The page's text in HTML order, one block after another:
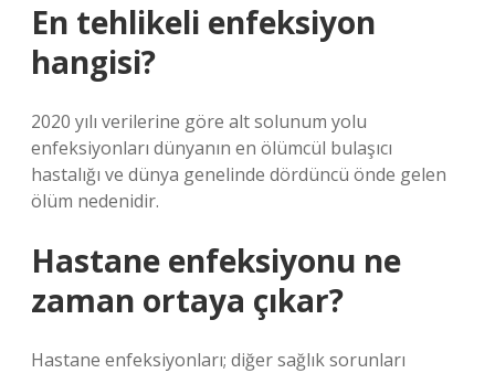
En tehlikeli enfeksiyon
hangisi?
2020 yılı verilerine göre alt solunum yolu
enfeksiyonları dünyanın en ölümcül bulaşıcı
hastalığı ve dünya genelinde dördüncü önde gelen
ölüm nedenidir.
Hastane enfeksiyonu ne
zaman ortaya çıkar?
Hastane enfeksiyonları; diğer sağlık sorunları